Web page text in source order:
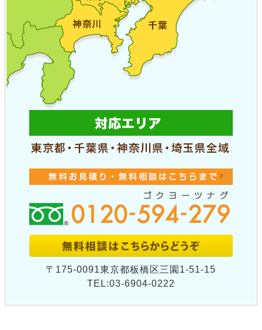
〒175-0091東京都板橋区三園1-51-15
TEL:03-6904-0222